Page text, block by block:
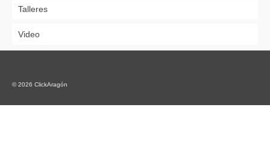
Talleres
Video
© 2026 ClickAragón